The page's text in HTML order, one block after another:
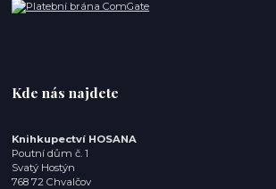
Kde nás najdete
Knihkupectví HOSANA
Poutní dům č. 1
Svatý Hostýn
768 72 Chvalčov